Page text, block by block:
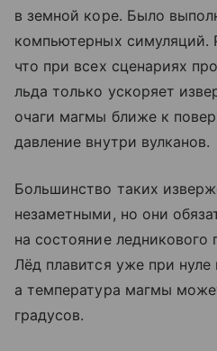
в земной коре. Было
компьютерных симуляций.
что при всех сценариях
льда только ускоряет
очаги магмы ближе к
давление внутри вулканов.
Большинство таких
незаметными, но они
на состояние ледникового
Лёд плавится уже при нуле
а температура магмы
градусов.